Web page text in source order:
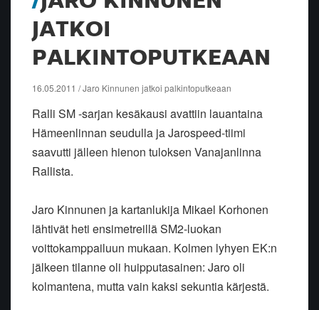
JATKOI
PALKINTOPUTKEAAN
16.05.2011 / Jaro Kinnunen jatkoi palkintoputkeaan
Ralli SM -sarjan kesäkausi avattiin lauantaina
Hämeenlinnan seudulla ja Jarospeed-tiimi
saavutti jälleen hienon tuloksen Vanajanlinna
Rallista.
Jaro Kinnunen ja kartanlukija Mikael Korhonen
lähtivät heti ensimetreillä SM2-luokan
voittokamppailuun mukaan. Kolmen lyhyen EK:n
jälkeen tilanne oli huipputasainen: Jaro oli
kolmantena, mutta vain kaksi sekuntia kärjestä.